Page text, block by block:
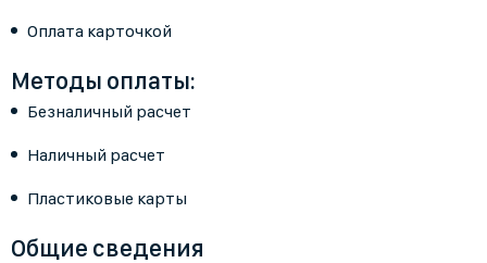
Оплата карточкой
Методы оплаты:
Безналичный расчет
Наличный расчет
Пластиковые карты
Общие сведения